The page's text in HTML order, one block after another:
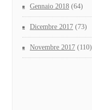
Gennaio 2018 (64)
Dicembre 2017 (73)
Novembre 2017 (110)